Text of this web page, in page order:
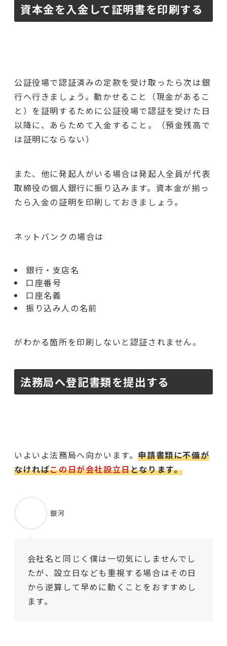
資本金を入金して証明書を印刷する
公証役場で認証済みの定款を受け取ったら次は銀
行へ行きましょう。動かせること（現金があるこ
と）を証明するために公証役場で認証を受けた日
以降に、あらためて入金すること。（預金残高で
は証明にならない）
また、他に発起人がいる場合は発起人全員が代表
取締役の個人銀行に振り込みます。資本金が揃っ
たら入金の証明を印刷しておきましょう。
ネットバンクの場合は
銀行・支店名
口座番号
口座名義
振り込み人の名前
がわかる箇所を印刷しないと認証されません。
法務局へ登記書類を提出する
いよいよ法務局へ向かいます。申請書類に不備が
なければこの日が会社設立日となります。
銀河
会社名と同じく僕は一切気にしませんでし
たが、設立日なども重視する場合はその日
から逆算して早めに動くことをおすすめし
ます。